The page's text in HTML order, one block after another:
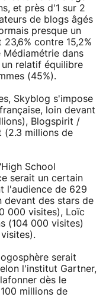
et près d'1 sur 2
de blogs âgés
presque un
contre 15,2%
dans
relatif équilibre
(45%).
Skyblog s'impose
loin devant
Blogspirit /
(2.3 millions de
School
serait un certain
l'audience de 629
devant des stars de
000 visites), Loïc
(104 000 visites)
serait
l'institut Gartner,
dès le
millions de